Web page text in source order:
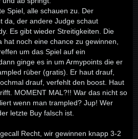
Spiel, alle schauen zu. Der
da, der andere Judge schaut
Es gibt wieder Streitigkeiten. Die
hat noch eine chance zu gewinnen,
um das Spiel auf ein
ginge es in um Armypoints die er
rüber (gratis). Er haut drauf,
drauf, verfehlt den boost. Haut
MOMENT MAL?!! War das nicht so
wenn man trampled? Jup! Wer
letzte Buy falsch ist.
Recht, wir gewinnen knapp 3-2